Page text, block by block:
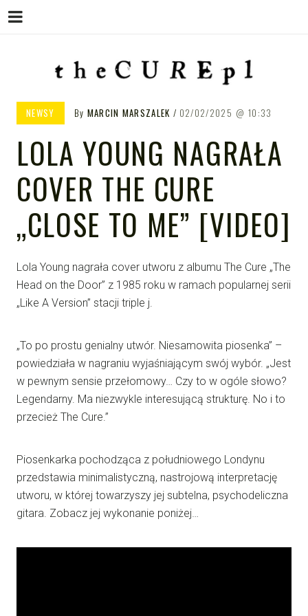
THE CURE PL – POLSKA
STRONA FANÓW ZESPOŁU THE
CURE
NEWSY By MARCIN MARSZALEK 02/02/2025 10:33
LOLA YOUNG NAGRAŁA
COVER THE CURE
„CLOSE TO ME” [VIDEO]
Lola Young nagrała cover utworu z albumu The Cure „The
Head on the Door” z 1985 roku w ramach popularnej serii
„Like A Version” stacji triple j.
„To po prostu genialny utwór. Niesamowita piosenka” –
powiedziała w nagraniu wyjaśniającym swój wybór. „Jest
w pewnym sensie przełomowy… Czy to w ogóle słowo?
Legendarny. Ma niezwykle interesującą strukturę. No i to
przecież The Cure.”
Piosenkarka pochodząca z południowego Londynu
przedstawia minimalistyczną, nastrojową interpretację
utworu, w której towarzyszy jej subtelna, psychodeliczna
gitara. Zobacz jej wykonanie poniżej…
Menu